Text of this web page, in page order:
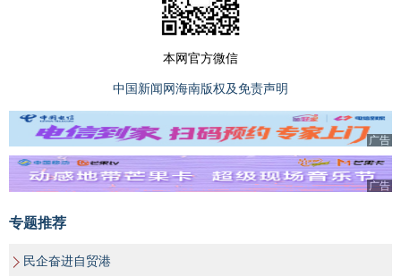
本网官方微信
中国新闻网海南版权及免责声明
广告
广告
专题推荐
民企奋进自贸港